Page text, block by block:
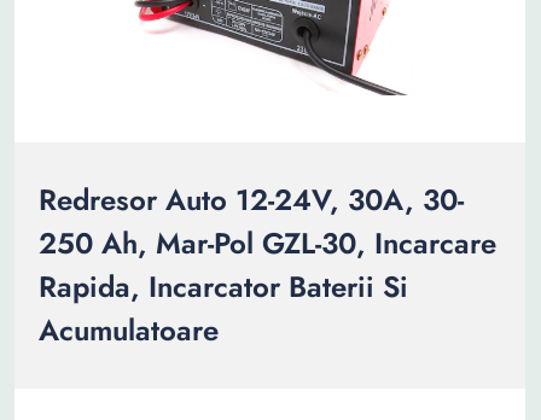
Redresor Auto 12-24V, 30A, 30-
250 Ah, Mar-Pol GZL-30, Incarcare
Rapida, Incarcator Baterii Si
Acumulatoare